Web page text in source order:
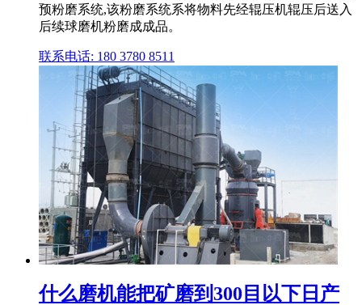
预粉磨系统,该粉磨系统系将物料先经辊压机辊压后送入
后续球磨机粉磨成成品。
联系电话: 180 3780 8511
什么磨机能把矿磨到300目以下日产